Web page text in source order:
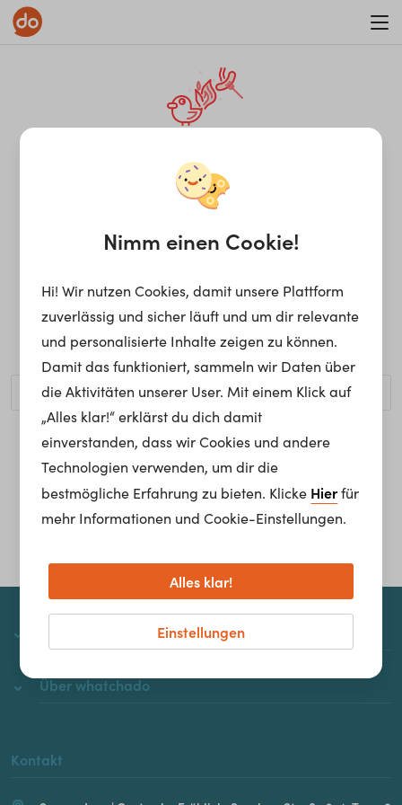
¡Ay, caramba! Seite nicht
gefunden.
Ups, die gewünschte Seite kann nicht gefunden werden.
Möchtest du nach einem bestimmten Begriff suchen?
Homepage
Über whatchado
Kontakt
Nimm einen Cookie!
Hi! Wir nutzen Cookies, damit unsere Plattform
zuverlässig und sicher läuft und um dir relevante
und personalisierte Inhalte zeigen zu können.
Damit das funktioniert, sammeln wir Daten über
die Aktivitäten unserer User. Mit einem Klick auf
„Alles klar!“ erklärst du dich damit
einverstanden, dass wir Cookies und andere
Technologien verwenden, um dir die
bestmögliche Erfahrung zu bieten. Klicke Hierfür
mehr Informationen und Cookie-Einstellungen.
Einstellungen
Alles klar!